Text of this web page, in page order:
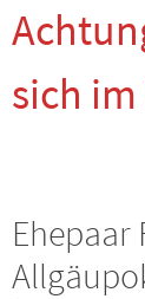
sich
Ehepaar